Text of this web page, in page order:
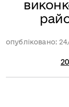
опубліковано: